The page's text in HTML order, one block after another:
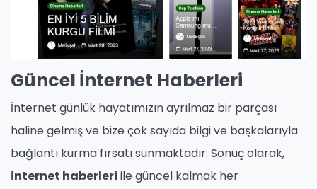
Güncel İnternet Haberleri
İnternet günlük hayatımızın ayrılmaz bir parçası
haline gelmiş ve bize çok sayıda bilgi ve başkalarıyla
bağlantı kurma fırsatı sunmaktadır. Sonuç olarak,
internet haberleri ile güncel kalmak her